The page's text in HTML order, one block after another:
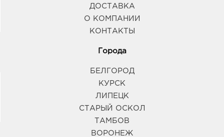
ДОСТАВКА
О КОМПАНИИ
КОНТАКТЫ
Города
БЕЛГОРОД
КУРСК
ЛИПЕЦК
СТАРЫЙ ОСКОЛ
ТАМБОВ
ВОРОНЕЖ